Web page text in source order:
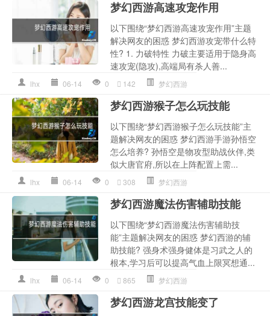
梦幻西游高速攻宠作用
以下围绕“梦幻西游高速攻宠作用”主题
解决网友的困惑 梦幻西游攻宠带什么特
性? 1. 力破特性 力破主要适用于隐身高
速攻宠(隐攻),高端局有杀人善...
lhx 06-14 0 142 梦幻西游
梦幻西游猴子怎么玩技能
以下围绕“梦幻西游猴子怎么玩技能”主
题解决网友的困惑 梦幻西游手游孙悟空
怎么培养? 孙悟空是物攻型助战伙伴,类
似大唐官府,所以在上阵配置上需...
lhx 06-14 0 308 梦幻西游
梦幻西游魔法伤害辅助技能
以下围绕“梦幻西游魔法伤害辅助技
能”主题解决网友的困惑 梦幻西游的辅
助技能? 强身术强身健体是习武之人的
根本,学习后可以提高气血上限冥想通...
lhx 06-14 0 865 梦幻西游
梦幻西游龙宫技能变了